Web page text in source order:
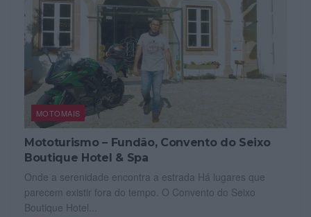
MOTOMAIS
Mototurismo – Fundão, Convento do Seixo
Boutique Hotel & Spa
Onde a serenidade encontra a estrada Há lugares que
parecem existir fora do tempo. O Convento do Seixo
Boutique Hotel...